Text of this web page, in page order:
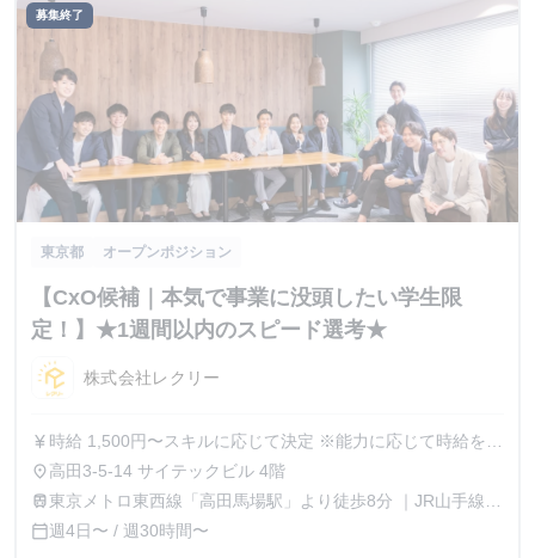
募集終了
東京都 オープンポジション
【CxO候補｜本気で事業に没頭したい学生限
定！】★1週間以内のスピード選考★
株式会社レクリー
currency_yen 時給 1,500円〜スキルに応じて決定 ※能力に応じて時給を都
度相談可能、成果が時給に直結する環境 ※インターン生に
対して年収1000万円オファーをした実績あり
place 高田3-5-14 サイテックビル 4階
train東京メトロ東西線「高田馬場駅」より徒歩8分 ｜JR山手線
「高田馬場駅」より徒歩9分
calendar_today週4日〜 / 週30時間〜